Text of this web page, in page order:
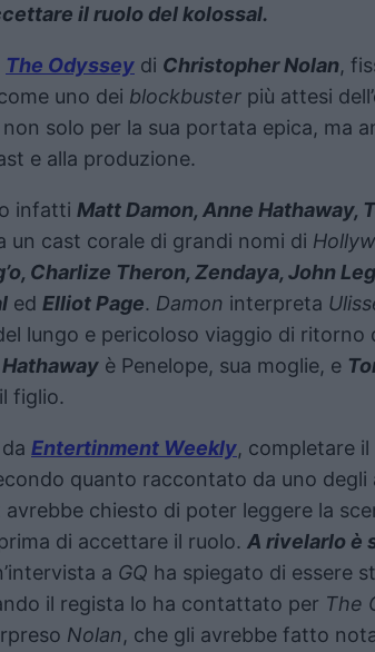
il ruolo del kolossal.
The Odyssey di Christopher Nolan,
uno dei blockbuster più attesi
solo per la sua portata epica, ma
e alla produzione.
infatti Matt Damon, Anne Hathaway,
un cast corale di grandi nomi di
Charlize Theron, Zendaya, John
ed Elliot Page. Damon interpreta
lungo e pericoloso viaggio di ritorno
è Penelope, sua moglie, e
figlio.
Entertinment Weekly, completare
quanto raccontato da uno
chiesto di poter leggere la
di accettare il ruolo. A rivelarlo è
a GQ ha spiegato di essere
il regista lo ha contattato per The
Nolan, che gli avrebbe fatto